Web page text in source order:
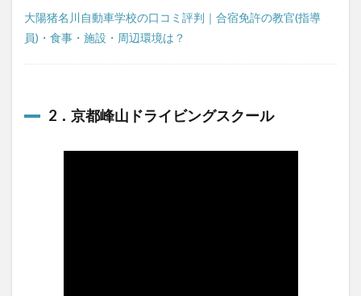
大陽猪名川自動車学校の口コミ評判｜合宿免許の教官(指導
員)・食事・施設・周辺環境は？
2．京都峰山ドライビングスクール